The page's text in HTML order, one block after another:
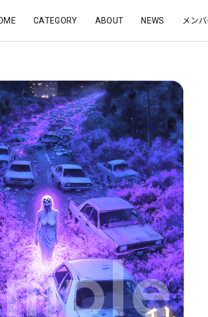
CATEGORY ABOUT NEWS メン